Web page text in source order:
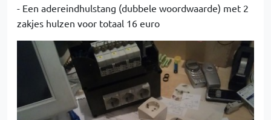
- Een adereindhulstang (dubbele woordwaarde) met 2
zakjes hulzen voor totaal 16 euro